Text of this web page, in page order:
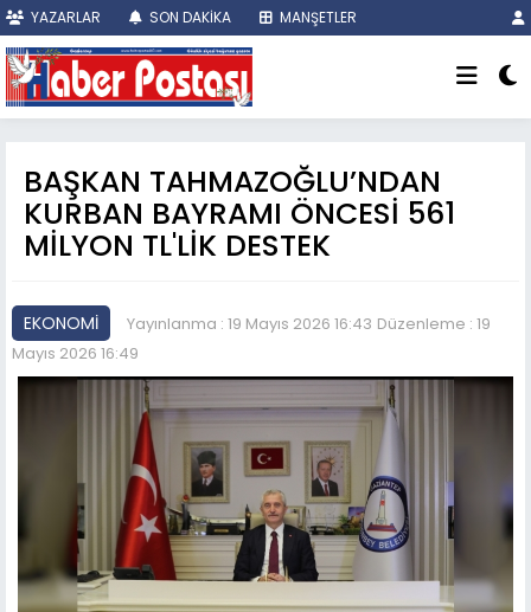
YAZARLAR SON DAKİKA MANŞETLER
BAŞKAN TAHMAZOĞLU’NDAN
KURBAN BAYRAMI ÖNCESİ 561
MİLYON TL'LİK DESTEK
EKONOMİ Yayınlanma : 19 Mayıs 2026 16:43 Düzenleme : 19
Mayıs 2026 16:49